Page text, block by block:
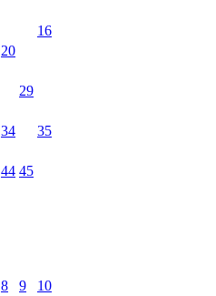
16
20
29
34
35
44 45
8 9
10